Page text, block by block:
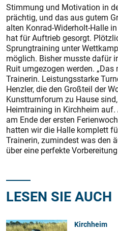
Stimmung und Motivation in
prächtig, und das aus gutem
alten Konrad-Widerholt-Halle
hat für Auftrieb gesorgt.
Sprungtraining unter
möglich. Bisher musste dafür
Ruit umgezogen werden.
Trainerin. Leistungsstarke
Henzler, die den Großteil der
Kunstturnforum zu Hause
Heimtraining in Kirchheim
am Ende der ersten
hatten wir die Halle komplett
Trainerin, zumindest was den
über eine perfekte
LESEN SIE AUCH
Kirchheim